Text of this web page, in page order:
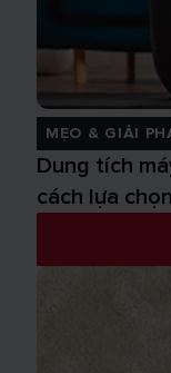
MẸO & GIẢI
Dung tích
cách lựa chọn